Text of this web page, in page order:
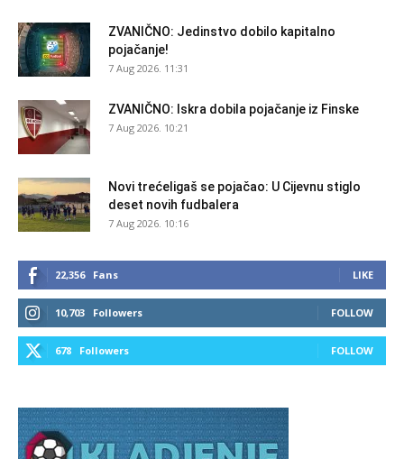
ZVANIČNO: Jedinstvo dobilo kapitalno
pojačanje!
7 Aug 2026. 11:31
ZVANIČNO: Iskra dobila pojačanje iz Finske
7 Aug 2026. 10:21
Novi trećeligaš se pojačao: U Cijevnu stiglo
deset novih fudbalera
7 Aug 2026. 10:16
22,356 Fans LIKE
10,703 Followers FOLLOW
678 Followers FOLLOW